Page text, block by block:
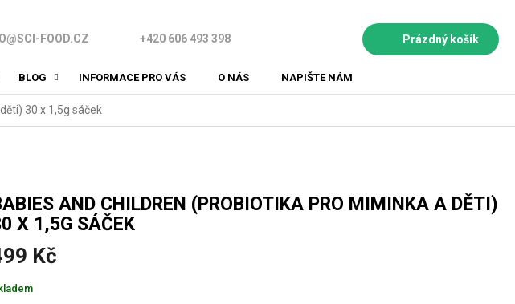
FOOD.CZ +420 606 493 398
NÁKUPNÍ
Prázdný košík
BLOG INFORMACE PRO VÁS O NÁS NAPIŠTE NÁM
30 x 1,5g sáček
AND CHILDREN (PROBIOTIKA PRO MIMINKA A DĚTI)
X 1,5G SÁČEK
Kč